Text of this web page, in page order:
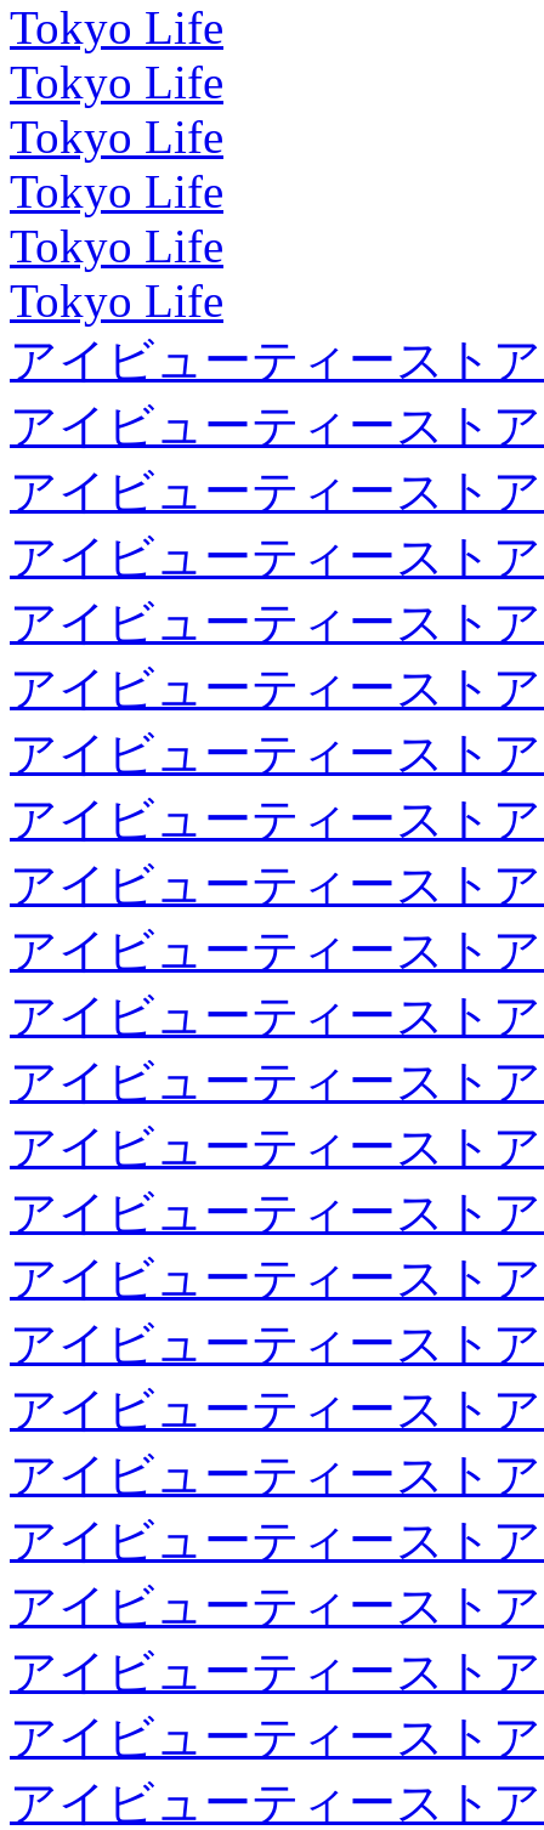
Tokyo Life
Tokyo Life
Tokyo Life
Tokyo Life
Tokyo Life
Tokyo Life
アイビューティースト
アイビューティースト
アイビューティースト
アイビューティースト
アイビューティースト
アイビューティースト
アイビューティースト
アイビューティースト
アイビューティースト
アイビューティースト
アイビューティースト
アイビューティースト
アイビューティースト
アイビューティースト
アイビューティースト
アイビューティースト
アイビューティースト
アイビューティースト
アイビューティースト
アイビューティースト
アイビューティースト
アイビューティースト
アイビューティースト